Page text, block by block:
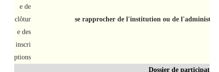
e de
clôtur
e des
inscri
ptions
se rapprocher de l'institution ou de
Dossier de